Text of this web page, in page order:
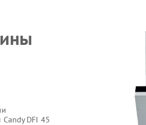
DFI 45